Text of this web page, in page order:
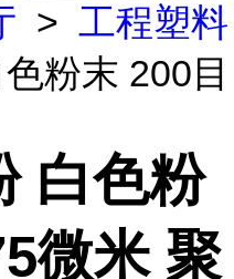
> 工程塑料
粉末 200目
白色粉
微米 聚